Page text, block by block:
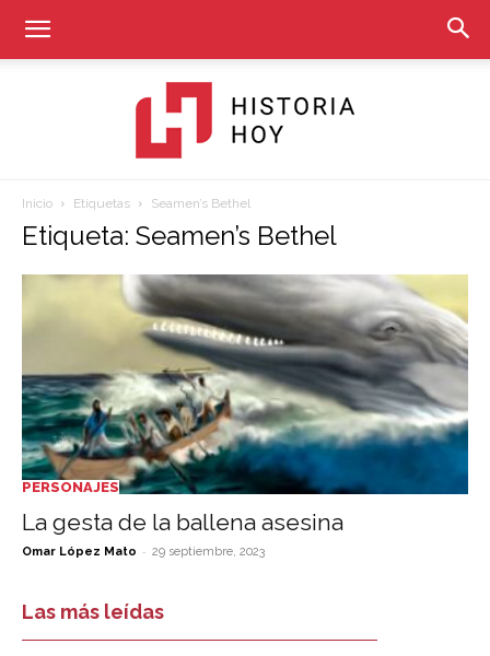
Historia
Hoy
Inicio Etiquetas Seamen’s Bethel
Etiqueta: Seamen’s Bethel
PERSONAJES
La gesta de la ballena asesina
Omar López Mato - 29 septiembre, 2023
Las más leídas